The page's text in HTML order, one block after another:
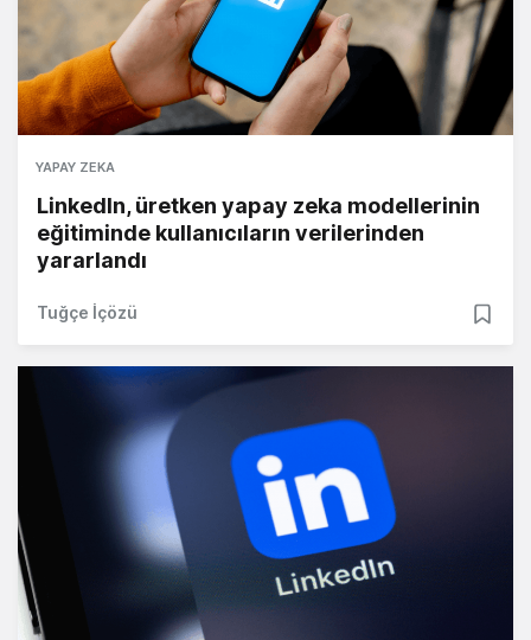
YAPAY ZEKA
LinkedIn, üretken yapay zeka modellerinin
eğitiminde kullanıcıların verilerinden
yararlandı
Tuğçe İçözü